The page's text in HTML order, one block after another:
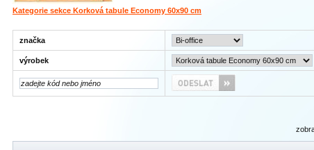
Kategorie sekce Korková tabule Economy 60x90 cm
značka
výrobek